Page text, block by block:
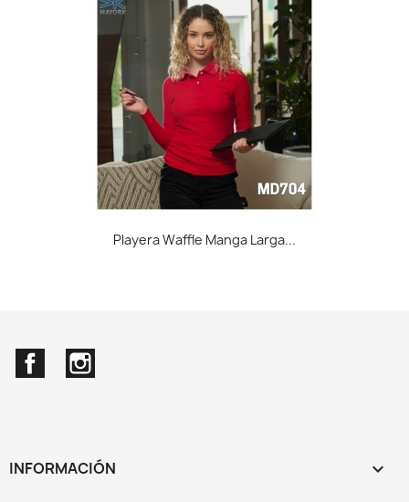
Playera Waffle Manga Larga...
Facebook
INFORMACIÓN 